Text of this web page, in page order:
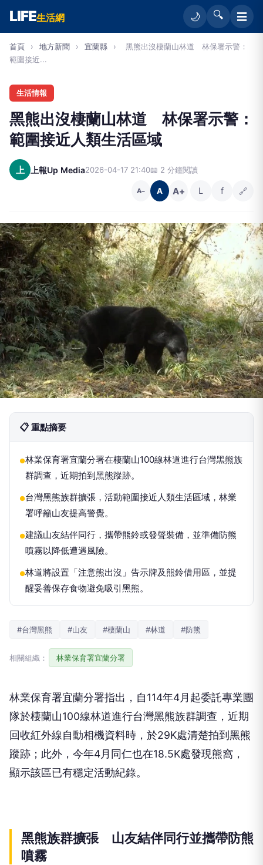
LIFE生活網 🌙 🔍 ☰
首頁 › 地方新聞 › 宜蘭縣 ›
黑熊出沒棲蘭山林道 林保署示警：
範圍接近...
生活情報
黑熊出沒棲蘭山林道 林保署示警：
範圍接近人類生活區域
上 上報Up Media2026-04-17 21:40📖 2 分鐘閱讀
A− A A+ L f 🔗
📋 重點摘要
●林業保育署宜蘭分署在棲蘭山100線林道進行台灣黑熊族
群調查，近期拍到黑熊蹤跡。
●台灣黑熊族群擴張，活動範圍接近人類生活區域，林業
署呼籲山友提高警覺。
●建議山友結伴同行，攜帶熊鈴或發聲裝備，並準備防熊
噴霧以降低遭遇風險。
●林道將設置「注意熊出沒」告示牌及熊鈴借用區，並提
醒妥善保存食物避免吸引黑熊。
#台灣黑熊 #山友 #棲蘭山 #林道 #防熊
相關組織： 林業保育署宜蘭分署
林業保育署宜蘭分署指出，自114年4月起委託專業團
隊於棲蘭山100線林道進行台灣黑熊族群調查，近期
回收紅外線自動相機資料時，於29K處清楚拍到黑熊
蹤跡；此外，今年4月同仁也在18.5K處發現熊窩，
顯示該區已有穩定活動紀錄。
黑熊族群擴張 山友結伴同行並攜帶防熊
噴霧